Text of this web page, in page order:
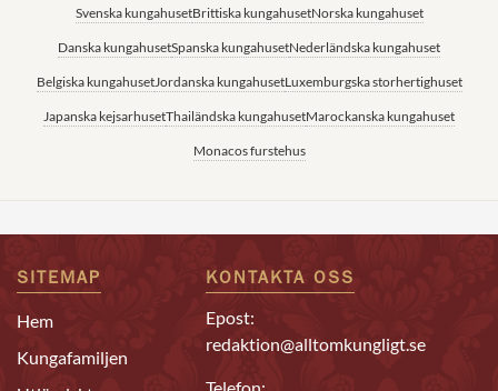
Svenska kungahusetBrittiska kungahusetNorska kungahuset
Danska kungahusetSpanska kungahusetNederländska kungahuset
Belgiska kungahusetJordanska kungahusetLuxemburgska storhertighuset
Japanska kejsarhusetThailändska kungahusetMarockanska kungahuset
Monacos furstehus
SITEMAP
Hem
Kungafamiljen
KONTAKTA OSS
Epost:
redaktion@alltomkungligt.se